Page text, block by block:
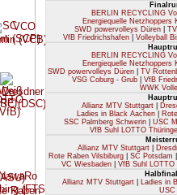
BERLIN RECYCLING
Energiequelle Netzhoppers
SWD powervolleys Düren|
VfB Friedrichshafen
Volleyball
BERLIN RECYCLING
Energiequelle Netzhoppers
SWD powervolleys Düren
TV
VSG Coburg - Grub
VfB
WWK
Allianz MTV Stuttgart|
Ladies in Black Aachen|
SSC Palmberg Schwerin| USC
VfB Suhl LOTTO
Allianz MTV Stuttgart
Rote Raben Vilsbiburg| SC Potsdam
VC Wiesbaden
VfB Suhl LOTTO
Allianz MTV Stuttgart| Ladies in
USC